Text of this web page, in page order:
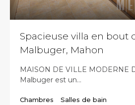
Spacieuse villa en bout
Malbuger, Mahon
MAISON DE VILLE MODERNE
Malbuger est un…
Chambres
Salles de bain